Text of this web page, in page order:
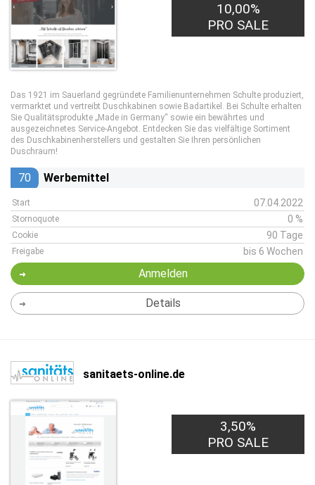
10,00%
PRO SALE
Das 1921 im Sauerland gegründete Familienunternehmen Schulte produziert,
vermarktet und vertreibt Duschkabinen sowie Badartikel. Bei Schulte erhalten
Sie Qualitätsprodukte „Made in Germany“ sowie ein bewährtes und
ausgezeichnetes Service-Angebot. Entdecken Sie das vielfältige Sortiment
des Duschkabinenherstellers und gestalten Sie Ihren persönlichen
Duschraum!
70 Werbemittel
Start 07.04.2022
Stornoquote 0 %
Cookie 90 Tage
Freigabe bis 6 Wochen
Anmelden
Details
sanitaets-online.de
3,50%
PRO SALE